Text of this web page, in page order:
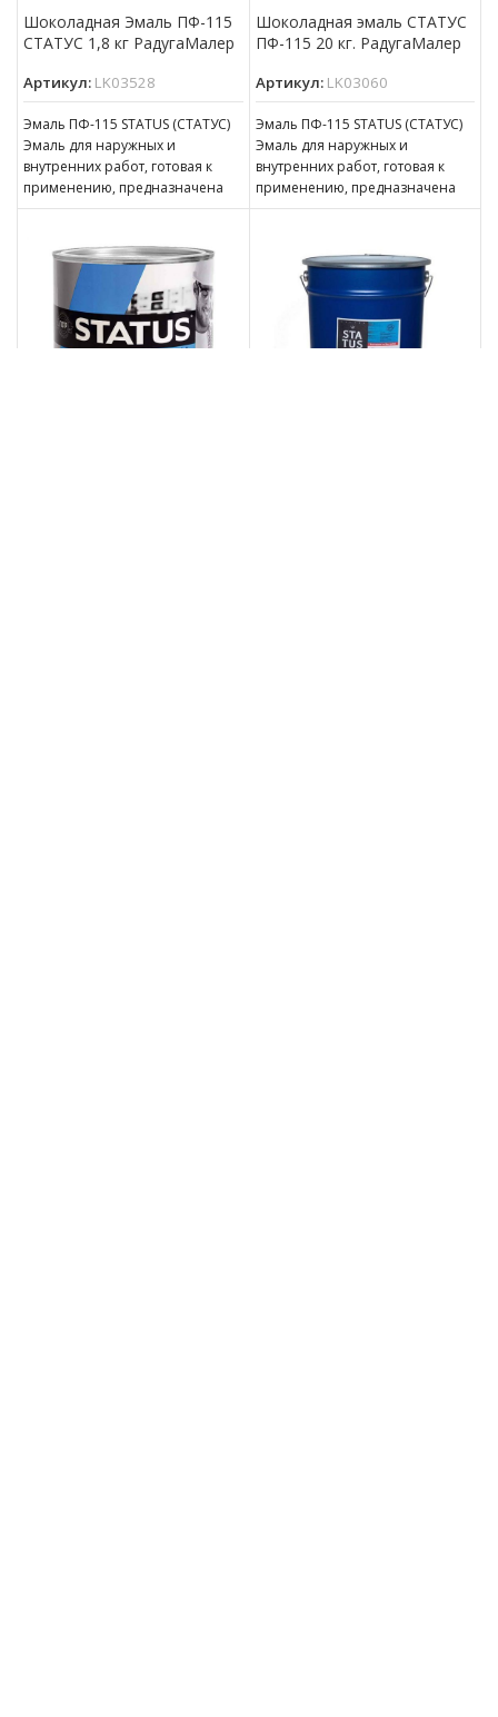
Шоколадная Эмаль ПФ-115
СТАТУС 1,8 кг РадугаМалер
Артикул: LK03528
Эмаль ПФ-115 STATUS (СТАТУС)
Эмаль для наружных и
внутренних работ, готовая к
применению, предназначена
для покрытия металлических,
оштукатуренных
Шоколадная эмаль СТАТУС
ПФ-115 20 кг. РадугаМалер
Артикул: LK03060
Эмаль ПФ-115 STATUS (СТАТУС)
Эмаль для наружных и
внутренних работ, готовая к
применению, предназначена
для покрытия металлических,
оштукатуренных